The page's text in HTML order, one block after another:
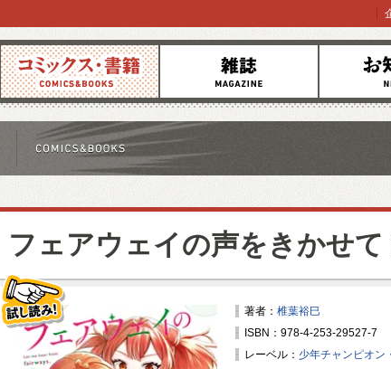
コミックス 雑誌 お知らせ
フェアウェイの声をきかせて
著者： 椎葉裕巳
ISBN：978-4-253-29527-7
レーベル： 少年チャンピオン
試し読み！